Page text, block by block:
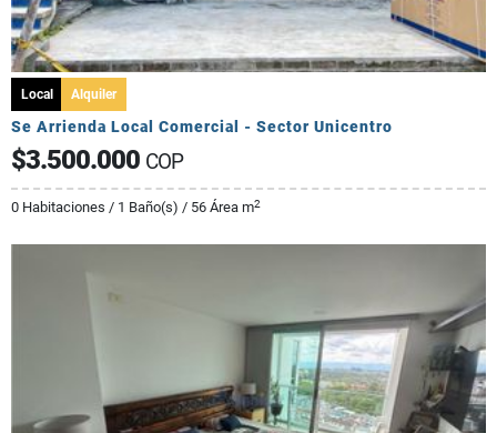
Local Alquiler
Se Arrienda Local Comercial - Sector Unicentro
$3.500.000 COP
0 Habitaciones / 1 Baño(s) / 56 Área m2